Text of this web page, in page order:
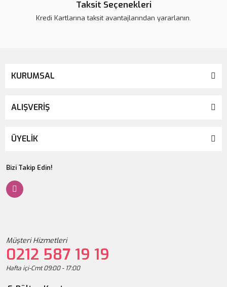
Taksit Seçenekleri
Kredi Kartlarına taksit avantajlarından yararlanın.
KURUMSAL
ALIŞVERİŞ
ÜYELİK
Bizi Takip Edin!
Müşteri Hizmetleri
0212 587 19 19
Hafta içi-Cmt 09:00 - 17:00